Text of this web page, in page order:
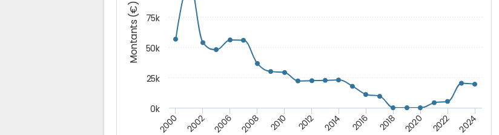
Montants (€)
2000 2002 2006 2008 2010 2012 2014 2016 2018 2020 2022 2024
0k
25k
50k
75k